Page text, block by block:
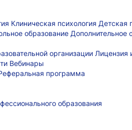
Клиническая психология Детская
образование Дополнительное
организации Лицензия
Вебинары
программа
образования